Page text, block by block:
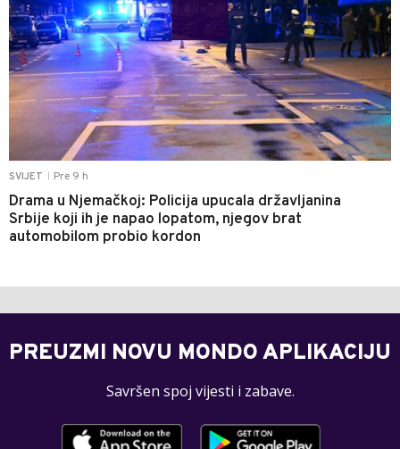
SVIJET Pre 9 h
Drama u Njemačkoj: Policija upucala državljanina
Srbije koji ih je napao lopatom, njegov brat
automobilom probio kordon
PREUZMI NOVU MONDO APLIKACIJU
Savršen spoj vijesti i zabave.